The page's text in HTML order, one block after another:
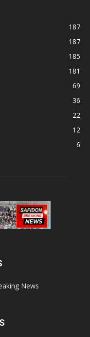
187
187
185
181
69
36
22
12
6
News